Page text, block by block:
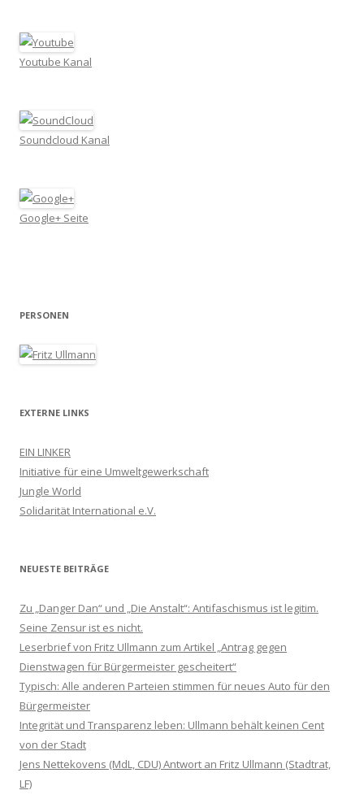
Youtube Kanal
Soundcloud Kanal
Google+ Seite
PERSONEN
EXTERNE LINKS
EIN LINKER
Initiative für eine Umweltgewerkschaft
Jungle World
Solidarität International e.V.
NEUESTE BEITRÄGE
Zu „Danger Dan“ und „Die Anstalt“: Antifaschismus ist legitim.
Seine Zensur ist es nicht.
Leserbrief von Fritz Ullmann zum Artikel „Antrag gegen
Dienstwagen für Bürgermeister gescheitert“
Typisch: Alle anderen Parteien stimmen für neues Auto für den
Bürgermeister
Integrität und Transparenz leben: Ullmann behält keinen Cent
von der Stadt
Jens Nettekovens (MdL, CDU) Antwort an Fritz Ullmann (Stadtrat,
LF)